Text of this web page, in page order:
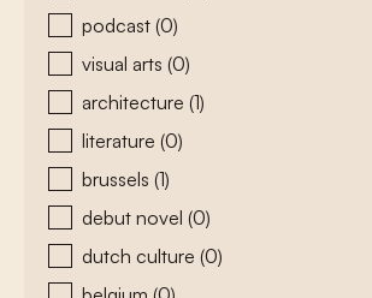
podcast (0)
visual arts (0)
architecture (1)
literature (0)
brussels (1)
debut novel (0)
dutch culture (0)